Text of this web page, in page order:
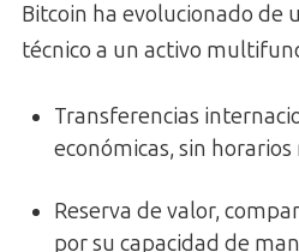
Bitcoin ha evolucionado de
técnico a un activo
Transferencias
económicas, sin
Reserva de valor,
por su capacidad de